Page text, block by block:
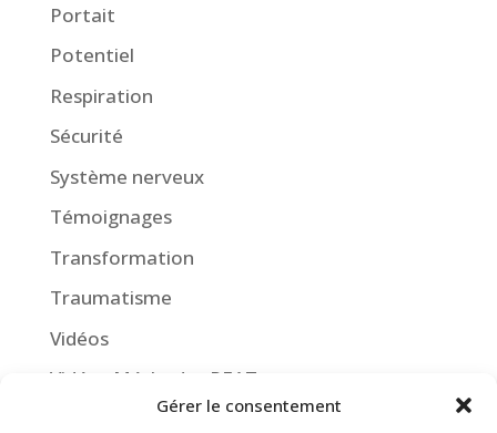
Gérer le consentement
Portait
Potentiel
Respiration
Sécurité
Système nerveux
Témoignages
Transformation
Traumatisme
Vidéos
Vidéos Méthodes PEAT